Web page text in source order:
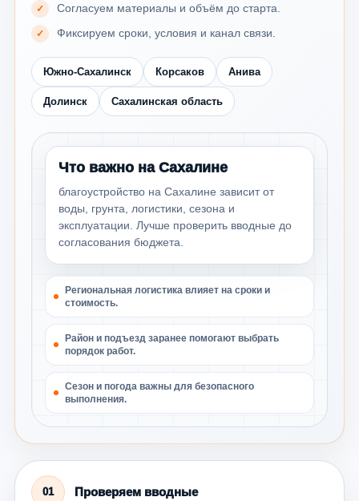
Согласуем материалы и объём до старта.
Фиксируем сроки, условия и канал связи.
Южно-Сахалинск Корсаков Анива
Долинск Сахалинская область
Что важно на Сахалине
благоустройство на Сахалине зависит от
воды, грунта, логистики, сезона и
эксплуатации. Лучше проверить вводные до
согласования бюджета.
Региональная логистика влияет на сроки и
стоимость.
Район и подъезд заранее помогают выбрать
порядок работ.
Сезон и погода важны для безопасного
выполнения.
01 Проверяем вводные